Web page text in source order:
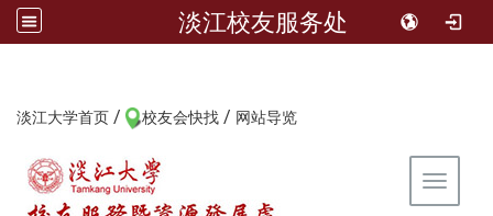
淡江校友服务处
淡江大学首页 / 校友会快找 / 网站导览
Toggle